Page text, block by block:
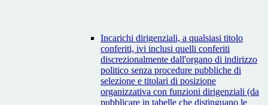
Incarichi dirigenziali, a qualsiasi titolo
conferiti, ivi inclusi quelli conferiti
discrezionalmente dall'organo di indirizzo
politico senza procedure pubbliche di
selezione e titolari di posizione
organizzativa con funzioni dirigenziali (da
pubblicare in tabelle che distinguano le